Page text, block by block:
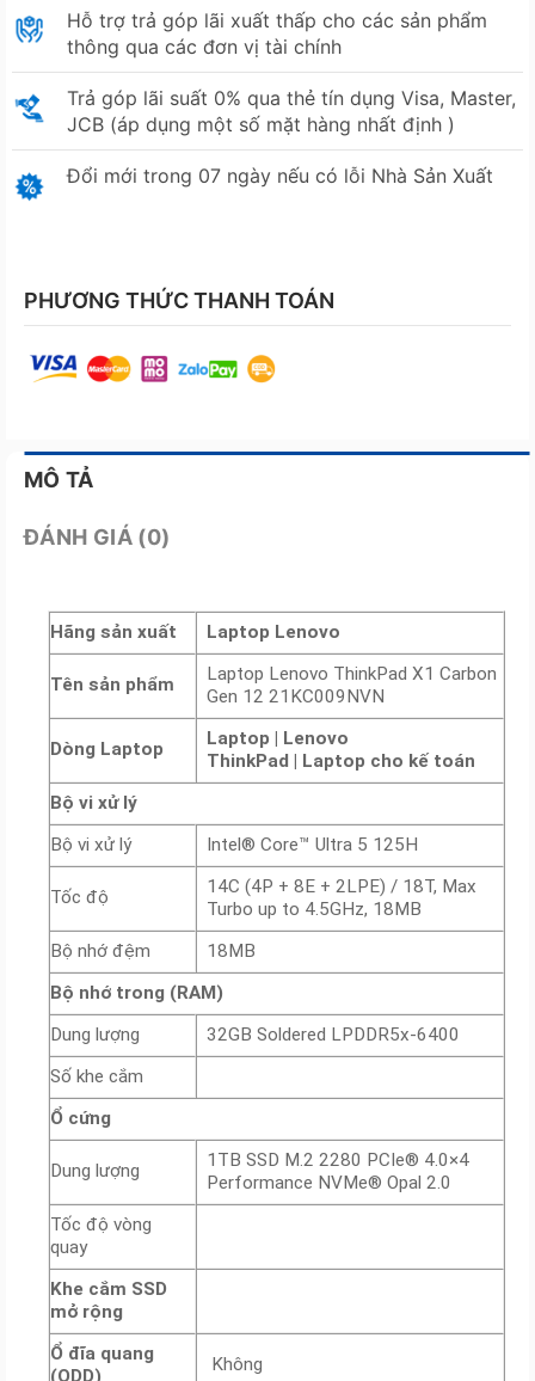
Hỗ trợ trả góp lãi xuất thấp cho các sản phẩm
thông qua các đơn vị tài chính
Trả góp lãi suất 0% qua thẻ tín dụng Visa, Master,
JCB (áp dụng một số mặt hàng nhất định )
Đổi mới trong 07 ngày nếu có lỗi Nhà Sản Xuất
PHƯƠNG THỨC THANH TOÁN
MÔ TẢ
ĐÁNH GIÁ (0)
Hãng sản xuất Laptop Lenovo
Tên sản phẩm
Laptop Lenovo ThinkPad X1 Carbon
Gen 12 21KC009NVN
Dòng Laptop Laptop | Lenovo
ThinkPad| Laptop cho kế toán
Bộ vi xử lý
Bộ vi xử lý
Intel® Core™ Ultra 5 125H
Tốc độ
14C (4P + 8E + 2LPE) / 18T, Max
Turbo up to 4.5GHz, 18MB
Bộ nhớ đệm
18MB
Bộ nhớ trong (RAM)
Dung lượng
32GB Soldered LPDDR5x-6400
Số khe cắm
Ổ cứng
Dung lượng
1TB SSD M.2 2280 PCIe® 4.0×4
Performance NVMe® Opal 2.0
Tốc độ vòng
quay
Khe cắm SSD
mở rộng
Ổ đĩa quang
(ODD)
Không